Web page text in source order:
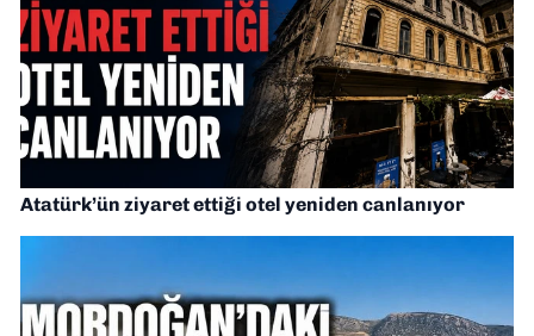
Atatürk’ün ziyaret ettiği otel yeniden canlanıyor